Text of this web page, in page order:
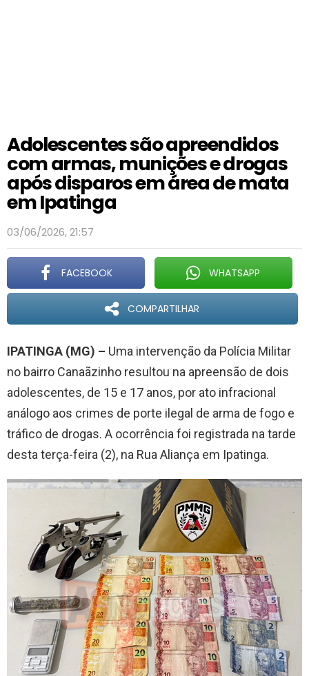
Adolescentes são apreendidos
com armas, munições e drogas
após disparos em área de mata
em Ipatinga
03/06/2026, 21:57
FACEBOOK WHATSAPP
COMPARTILHAR
IPATINGA (MG) – Uma intervenção da Polícia Militar
no bairro Canaãzinho resultou na apreensão de dois
adolescentes, de 15 e 17 anos, por ato infracional
análogo aos crimes de porte ilegal de arma de fogo e
tráfico de drogas. A ocorrência foi registrada na tarde
desta terça-feira (2), na Rua Aliança em Ipatinga.